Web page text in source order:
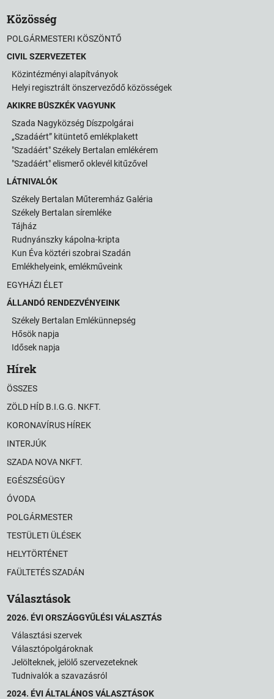
Közösség
POLGÁRMESTERI KÖSZÖNTŐ
CIVIL SZERVEZETEK
Közintézményi alapítványok
Helyi regisztrált önszerveződő közösségek
AKIKRE BÜSZKÉK VAGYUNK
Szada Nagyközség Díszpolgárai
„Szadáért” kitüntető emlékplakett
"Szadáért" Székely Bertalan emlékérem
"Szadáért" elismerő oklevél kitűzővel
LÁTNIVALÓK
Székely Bertalan Műteremház Galéria
Székely Bertalan síremléke
Tájház
Rudnyánszky kápolna-kripta
Kun Éva köztéri szobrai Szadán
Emlékhelyeink, emlékműveink
EGYHÁZI ÉLET
ÁLLANDÓ RENDEZVÉNYEINK
Székely Bertalan Emlékünnepség
Hősök napja
Idősek napja
Hírek
ÖSSZES
ZÖLD HÍD B.I.G.G. NKFT.
KORONAVÍRUS HÍREK
INTERJÚK
SZADA NOVA NKFT.
EGÉSZSÉGÜGY
ÓVODA
POLGÁRMESTER
TESTÜLETI ÜLÉSEK
HELYTÖRTÉNET
FAÜLTETÉS SZADÁN
Választások
2026. ÉVI ORSZÁGGYŰLÉSI VÁLASZTÁS
Választási szervek
Választópolgároknak
Jelölteknek, jelölő szervezeteknek
Tudnivalók a szavazásról
2024. ÉVI ÁLTALÁNOS VÁLASZTÁSOK